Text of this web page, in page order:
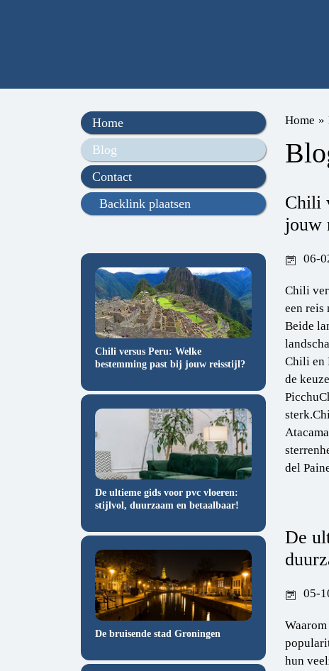
Home
Blog
Contact
Backlink plaatsen
Chili versus Peru: Welke
bestemming past bij jouw reisstijl?
De ultieme gids voor pvc vloeren:
stijlvol, duurzaam en betaalbaar!
De bruisende stad Groningen
Home »
Chili
jouw
06-
Chili
een reis
Beide
Chili en
de
del
De
05-
hun